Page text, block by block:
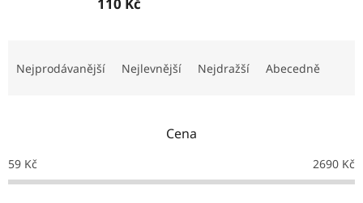
110 Kč
p
r
o
Nejprodávanější Nejlevnější Nejdražší Abecedně
Cena
59 Kč 2690 Kč